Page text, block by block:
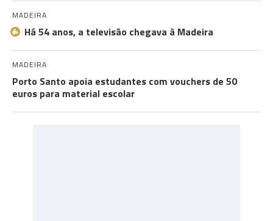
MADEIRA
Há 54 anos, a televisão chegava à Madeira
MADEIRA
Porto Santo apoia estudantes com vouchers de 50
euros para material escolar